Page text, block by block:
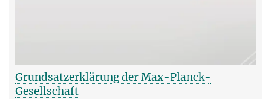
Grundsatzerklärung der Max-Planck-
Gesellschaft